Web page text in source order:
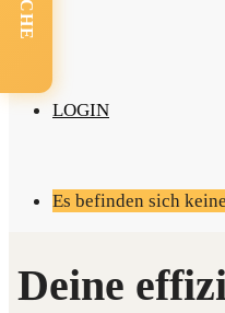
LOGIN
Es befinden sich